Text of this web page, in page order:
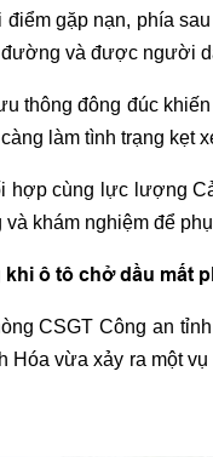
gặp nạn, phía
và được người
thông đông đúc
làm tình trạng kẹt
cùng lực lượng
khám nghiệm để
ô tô chở dầu mất
CSGT Công an
Hóa vừa xảy ra một